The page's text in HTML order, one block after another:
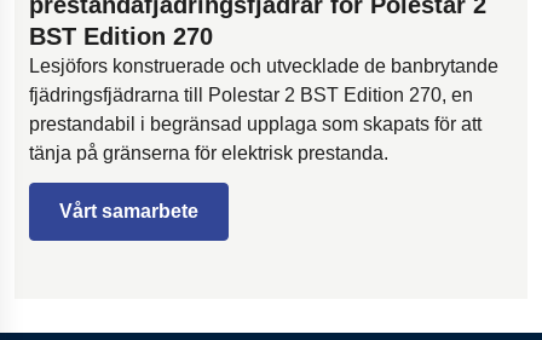
BST Edition 270
Lesjöfors konstruerade och utvecklade de banbrytande
fjädringsfjädrarna till Polestar 2 BST Edition 270, en
prestandabil i begränsad upplaga som skapats för att
tänja på gränserna för elektrisk prestanda.
Vårt samarbete